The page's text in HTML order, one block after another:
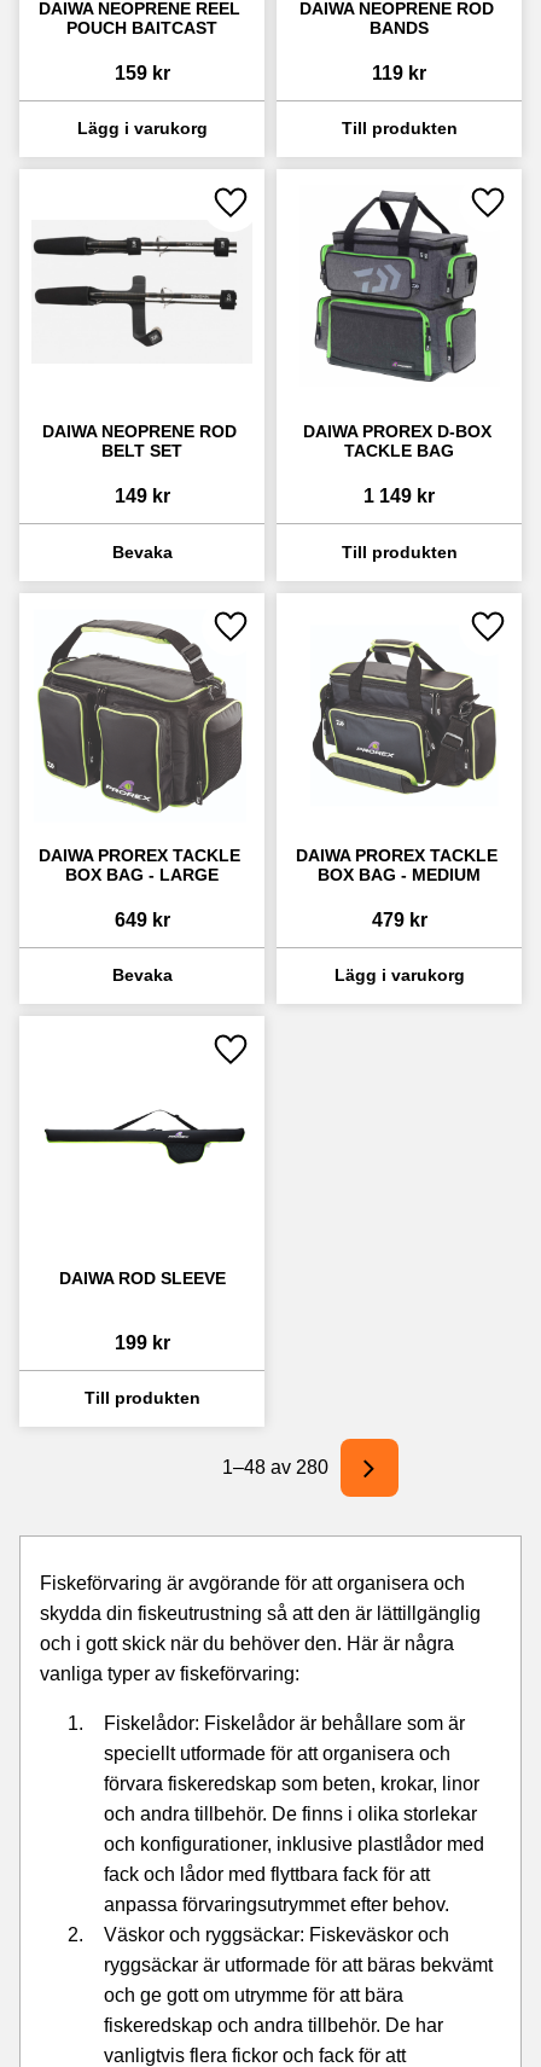
DAIWA NEOPRENE REEL
POUCH BAITCAST
159kr
DAIWA NEOPRENE ROD
BANDS
119 kr
DAIWA NEOPRENE ROD
BELT SET
149kr
Lägg till i favoriter
DAIWA PROREX D-BOX
TACKLE BAG
1 149 kr
Lägg
DAIWA PROREX TACKLE
BOX BAG - LARGE
649kr
Lägg till i favoriter
DAIWA PROREX TACKLE
BOX BAG - MEDIUM
479kr
Lägg
DAIWA ROD SLEEVE
199kr
Lägg till i favoriter
1–48 av 280
Fiskeförvaring är avgörande för att organisera och
skydda din fiskeutrustning så att den är lättillgänglig
och i gott skick när du behöver den. Här är några
vanliga typer av fiskeförvaring:
Fiskelådor: Fiskelådor är behållare som är
speciellt utformade för att organisera och
förvara fiskeredskap som beten, krokar, linor
och andra tillbehör. De finns i olika storlekar
och konfigurationer, inklusive plastlådor med
fack och lådor med flyttbara fack för att
anpassa förvaringsutrymmet efter behov.
Väskor och ryggsäckar: Fiskeväskor och
ryggsäckar är utformade för att bäras bekvämt
och ge gott om utrymme för att bära
fiskeredskap och andra tillbehör. De har
vanligtvis flera fickor och fack för att